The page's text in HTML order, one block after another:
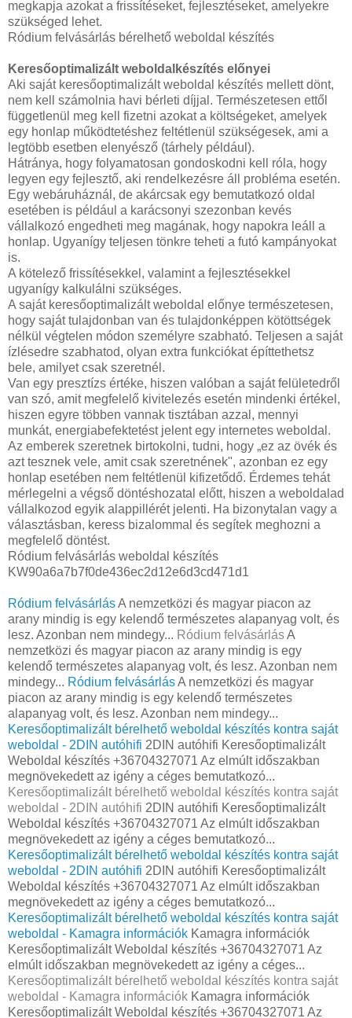
megkapja azokat a frissítéseket, fejlesztéseket, amelyekre
szükséged lehet.
Ródium felvásárlás bérelhető weboldal készítés
Keresőoptimalizált weboldalkészítés előnyei
Aki saját keresőoptimalizált weboldal készítés mellett dönt,
nem kell számolnia havi bérleti díjjal. Természetesen ettől
függetlenül meg kell fizetni azokat a költségeket, amelyek
egy honlap működtetéshez feltétlenül szükségesek, ami a
legtöbb esetben elenyésző (tárhely például).
Hátránya, hogy folyamatosan gondoskodni kell róla, hogy
legyen egy fejlesztő, aki rendelkezésre áll probléma esetén.
Egy webáruháznál, de akárcsak egy bemutatkozó oldal
esetében is például a karácsonyi szezonban kevés
vállalkozó engedheti meg magának, hogy napokra leáll a
honlap. Ugyanígy teljesen tönkre teheti a futó kampányokat
is.
A kötelező frissítésekkel, valamint a fejlesztésekkel
ugyanígy kalkulálni szükséges.
A saját keresőoptimalizált weboldal előnye természetesen,
hogy saját tulajdonban van és tulajdonképpen kötöttségek
nélkül végtelen módon személyre szabható. Teljesen a saját
ízlésedre szabhatod, olyan extra funkciókat építtethetsz
bele, amilyet csak szeretnél.
Van egy presztízs értéke, hiszen valóban a saját felületedről
van szó, amit megfelelő kivitelezés esetén mindenki értékel,
hiszen egyre többen vannak tisztában azzal, mennyi
munkát, energiabefektetést jelent egy internetes weboldal.
Az emberek szeretnek birtokolni, tudni, hogy „ez az övék és
azt tesznek vele, amit csak szeretnének", azonban ez egy
honlap esetében nem feltétlenül kifizetődő. Érdemes tehát
mérlegelni a végső döntéshozatal előtt, hiszen a weboldalad
vállalkozod egyik alappillérét jelenti. Ha bizonytalan vagy a
választásban, keress bizalommal és segítek meghozni a
megfelelő döntést.
Ródium felvásárlás weboldal készítés
KW90a6a7b7f0de436ec2d12e6d3cd471d1
Ródium felvásárlásA nemzetközi és magyar piacon az
arany mindig is egy kelendő természetes alapanyag volt, és
lesz. Azonban nem mindegy... Ródium felvásárlásA
nemzetközi és magyar piacon az arany mindig is egy
kelendő természetes alapanyag volt, és lesz. Azonban nem
mindegy... Ródium felvásárlásA nemzetközi és magyar
piacon az arany mindig is egy kelendő természetes
alapanyag volt, és lesz. Azonban nem mindegy...
Keresőoptimalizált bérelhető weboldal készítés kontra saját
weboldal - 2DIN autóhifi 2DIN autóhifi Keresőoptimalizált
Weboldal készítés +36704327071 Az elmúlt időszakban
megnövekedett az igény a céges bemutatkozó...
Keresőoptimalizált bérelhető weboldal készítés kontra saját
weboldal - 2DIN autóhifi 2DIN autóhifi Keresőoptimalizált
Weboldal készítés +36704327071 Az elmúlt időszakban
megnövekedett az igény a céges bemutatkozó...
Keresőoptimalizált bérelhető weboldal készítés kontra saját
weboldal - 2DIN autóhifi 2DIN autóhifi Keresőoptimalizált
Weboldal készítés +36704327071 Az elmúlt időszakban
megnövekedett az igény a céges bemutatkozó...
Keresőoptimalizált bérelhető weboldal készítés kontra saját
weboldal - Kamagra információk Kamagra információk
Keresőoptimalizált Weboldal készítés +36704327071 Az
elmúlt időszakban megnövekedett az igény a céges...
Keresőoptimalizált bérelhető weboldal készítés kontra saját
weboldal - Kamagra információk Kamagra információk
Keresőoptimalizált Weboldal készítés +36704327071 Az